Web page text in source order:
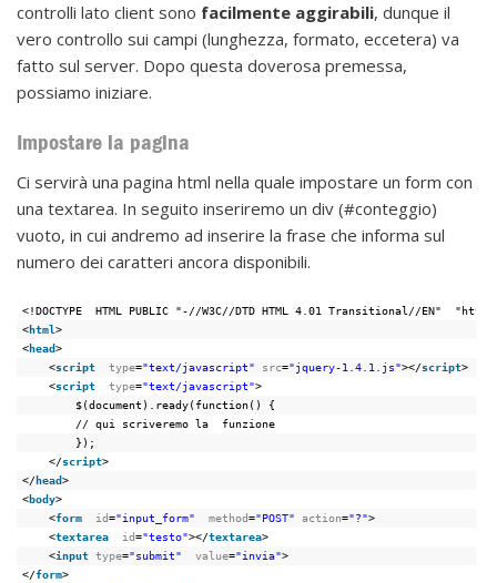
controlli lato client sono facilmente aggirabili, dunque il
vero controllo sui campi (lunghezza, formato, eccetera) va
fatto sul server. Dopo questa doverosa premessa,
possiamo iniziare.
Impostare la pagina
Ci servirà una pagina html nella quale impostare un form con
una textarea. In seguito inseriremo un div (#conteggio)
vuoto, in cui andremo ad inserire la frase che informa sul
numero dei caratteri ancora disponibili.
<!DOCTYPE  HTML PUBLIC "-//W3C//DTD HTML 4.01 Transitional//EN"
<html>
<head>
<script type="text/javascript" src="jquery-1.4.1.js"></script>
<script type="text/javascript">
$(document).ready(function() {
// qui scriveremo la  funzione
});
</script>
</ head>
<body>
<form id="input_form" method="POST" action="?">
<textarea id="testo"></textarea>
<input type="submit" value="invia">
</form>